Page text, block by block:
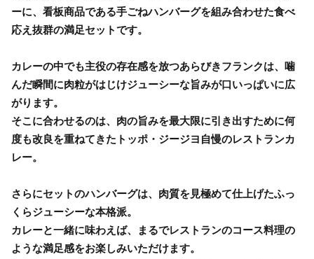
ーに、看板商品である手ごねハンバーグを組み合わせた食べ
応え抜群の満足セットです。
カレーの中でも主役の存在感を放つあらびきフランクは、噛
んだ瞬間に肉粒がはじけジューシーな旨みが口いっぱいに広
がります。
そこに合わせるのは、肉の旨みを最大限に引き出すために何
度も改良を重ねてきたトッポ・ジージヨ自慢のレストランカ
レー。
さらにセットのハンバーグは、肉質を見極めて仕上げたふっ
くらジューシーな本格派。
カレーと一緒に味わえば、まるでレストランのコース料理の
ような満足感をお楽しみいただけます。